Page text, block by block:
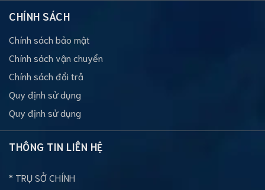
CHÍNH SÁCH
Chính sách bảo mật
Chính sách vận chuyển
Chính sách đổi trả
Quy định sử dụng
Quy định sử dụng
THÔNG TIN LIÊN HỆ
* TRỤ SỞ CHÍNH